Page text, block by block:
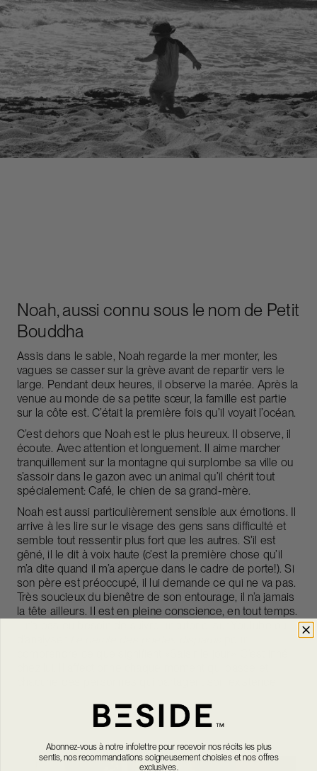
Noah, aussi connu sous le nom de Petit
Bouddha
Assis dans le sable, Noah regarde la mer monter, les
vagues se casser sur la grève avant de repartir vers le
large. Pendant deux heures, il observe la marée. Après la
venue au monde de sa petite sœur, la famille est partie
sur la côte est. C’était la première fois qu’il voyait l’océan.
C’est dehors que Noah est le plus heureux. Il observe, il
écoute. Avec attention et longuement. Il aime marcher
tranquillement sur la montagne qui surplombe sa ville ou
s’assoir dans le gazon avec un animal qu’il chérit tout
spécialement: Café, le chien de sa grand-mère.
Noah est aussi particulièrement sensible aux émotions. Il
arrive à les lire sur le visage des gens sans difficulté et
semble tout ressentir plus fort que les autres. S’il est
gêné, il le dit à voix haute (c’est la première chose qu’il
m’a dite quand il m’a aperçue dans le cadre de porte!). Si
son père est préoccupé, il lui demande ce qui ne va pas.
Très soucieux du bienêtre de son entourage, il n’a jamais
la tête ailleurs. Il est en pleine conscience, en tout temps.
Abonnez-vous à notre infolettre pour recevoir nos récits les plus
sentis, nos recommandations soigneusement choisies et nos offres
exclusives.